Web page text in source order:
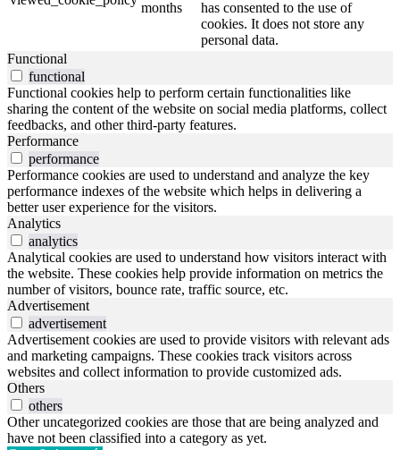
months
has consented to the use of
cookies. It does not store any
personal data.
Functional
functional
Functional cookies help to perform certain functionalities like
sharing the content of the website on social media platforms, collect
feedbacks, and other third-party features.
Performance
performance
Performance cookies are used to understand and analyze the key
performance indexes of the website which helps in delivering a
better user experience for the visitors.
Analytics
analytics
Analytical cookies are used to understand how visitors interact with
the website. These cookies help provide information on metrics the
number of visitors, bounce rate, traffic source, etc.
Advertisement
advertisement
Advertisement cookies are used to provide visitors with relevant ads
and marketing campaigns. These cookies track visitors across
websites and collect information to provide customized ads.
Others
others
Other uncategorized cookies are those that are being analyzed and
have not been classified into a category as yet.